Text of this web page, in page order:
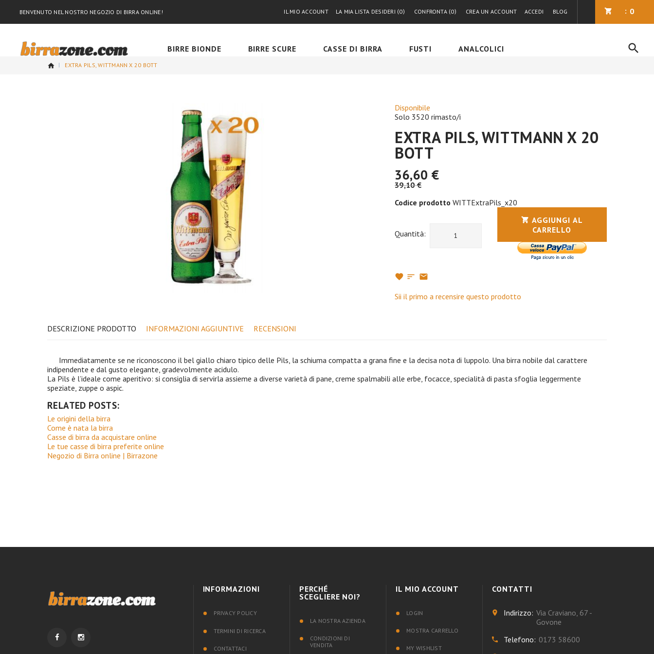
BENVENUTO NEL NOSTRO NEGOZIO DI BIRRA ONLINE! IL MIO ACCOUNT LA MIA LISTA DESIDERI 0 CONFRONTA 0 CREA UN ACCOUNT ACCEDI BLOG 0
BIRRE BIONDE BIRRE SCURE CASSE DI BIRRA FUSTI ANALCOLICI
EXTRA PILS, WITTMANN X 20 BOTT
Disponibile
Solo 3520 rimasto/i
EXTRA PILS, WITTMANN X 20
BOTT
36,60 €
39,10 €
Codice prodotto WITTExtraPils_x20
Quantità:
AGGIUNGI AL
CARRELLO
Sii il primo a recensire questo prodotto
DESCRIZIONE PRODOTTO
Immediatamente se ne riconoscono il bel giallo chiaro tipico delle Pils, la schiuma compatta a grana fine e la decisa nota di luppolo. Una birra nobile dal carattere
indipendente e dal gusto elegante, gradevolmente acidulo.
La Pils è l’ideale come aperitivo: si consiglia di servirla assieme a diverse varietà di pane, creme spalmabili alle erbe, focacce, specialità di pasta sfoglia leggermente
speziate, zuppe o aspic.
RELATED POSTS:
Le origini della birra
Come è nata la birra
Casse di birra da acquistare online
Le tue casse di birra preferite online
Negozio di Birra online | Birrazone
INFORMAZIONI AGGIUNTIVE RECENSIONI
INFORMAZIONI
PRIVACY POLICY
TERMINI DI RICERCA
CONTATTACI
PERCHÉ
SCEGLIERE NOI?
LA NOSTRA AZIENDA
CONDIZIONI DI
VENDITA
IL MIO ACCOUNT
LOGIN
MOSTRA CARRELLO
MY WISHLIST
CONTATTI
Indirizzo Via Craviano, 67 -
Govone
Telefono 0173 58600